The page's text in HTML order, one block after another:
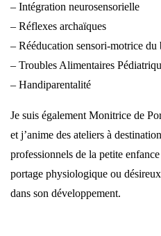
– Intégration neurosensorielle
– Réflexes archaïques
– Rééducation sensori-motrice du
– Troubles Alimentaires
– Handiparentalité
Je suis également Monitrice de
et j’anime des ateliers à
professionnels de la petite enfance
portage physiologique ou
dans son développement.